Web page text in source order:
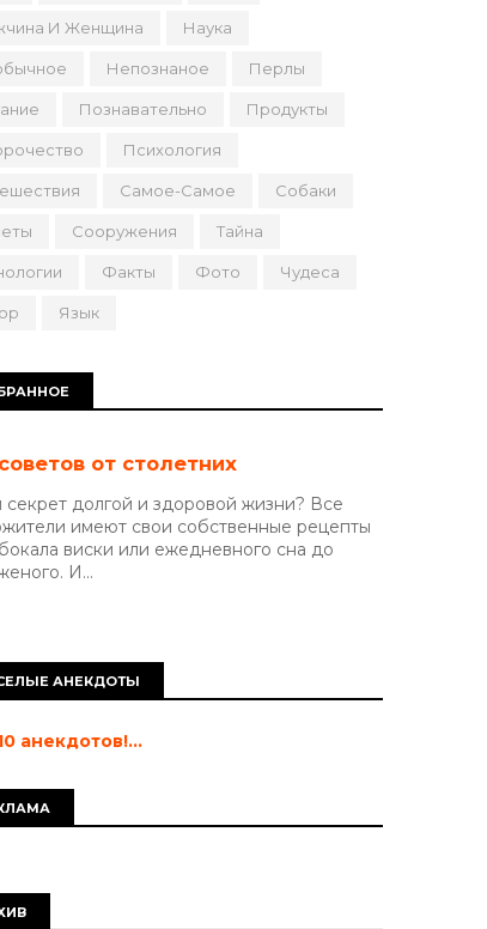
И Женщина Наука
Непознаное Перлы
Познавательно Продукты
Психология
Самое-Самое Собаки
Сооружения Тайна
Факты Фото Чудеса
Язык
от столетних
секрет долгой и здоровой жизни? Все
имеют свои собственные рецепты
виски или ежедневного сна до
И...
АНЕКДОТЫ
анекдотов!...